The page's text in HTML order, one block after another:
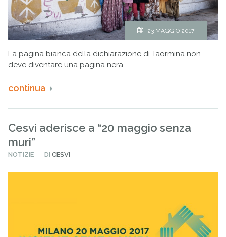
23 MAGGIO 2017
La pagina bianca della dichiarazione di Taormina non
deve diventare una pagina nera.
continua
Cesvi aderisce a “20 maggio senza
muri”
PUBBLICATO
NOTIZIE DICESVI